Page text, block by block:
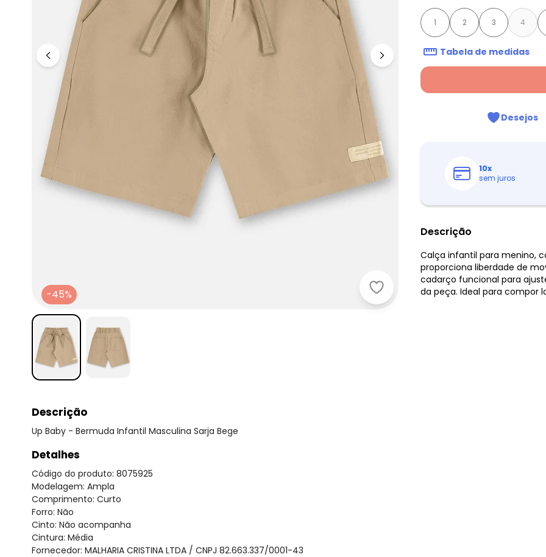
Up Baby - Bermuda Infantil
-45%
1 2 3 4
Tabela de medidas
Desejos
10x
sem juros
Descrição
Calça infantil para menino,
proporciona liberdade de
cadarço funcional para
da peça. Ideal para compor
Descrição
Up Baby - Bermuda Infantil Masculina Sarja Bege
Detalhes
Código do produto: 8075925
Modelagem: Ampla
Comprimento: Curto
Forro: Não
Cinto: Não acompanha
Cintura: Média
Fornecedor: MALHARIA CRISTINA LTDA / CNPJ 82.663.337/0001-43